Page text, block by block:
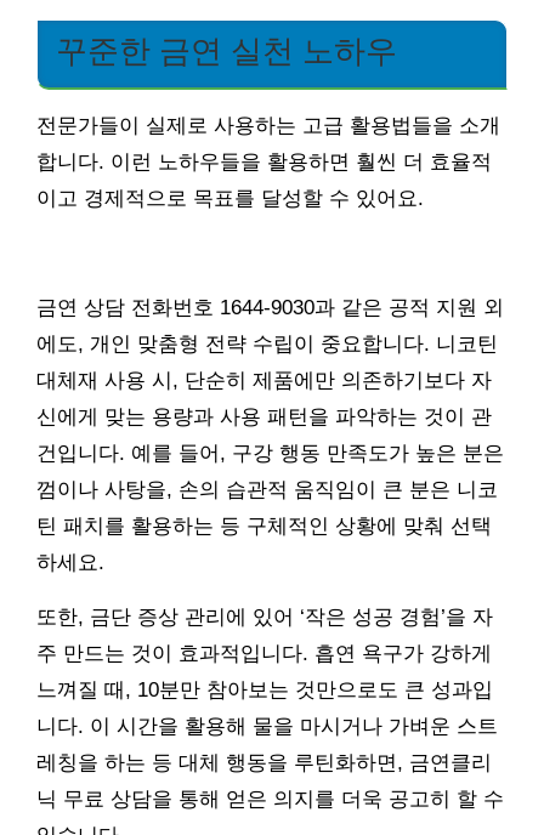
꾸준한 금연 실천 노하우
전문가들이 실제로 사용하는 고급 활용법들을 소개
합니다. 이런 노하우들을 활용하면 훨씬 더 효율적
이고 경제적으로 목표를 달성할 수 있어요.
금연 상담 전화번호 1644-9030과 같은 공적 지원 외
에도, 개인 맞춤형 전략 수립이 중요합니다. 니코틴
대체재 사용 시, 단순히 제품에만 의존하기보다 자
신에게 맞는 용량과 사용 패턴을 파악하는 것이 관
건입니다. 예를 들어, 구강 행동 만족도가 높은 분은
껌이나 사탕을, 손의 습관적 움직임이 큰 분은 니코
틴 패치를 활용하는 등 구체적인 상황에 맞춰 선택
하세요.
또한, 금단 증상 관리에 있어 ‘작은 성공 경험’을 자
주 만드는 것이 효과적입니다. 흡연 욕구가 강하게
느껴질 때, 10분만 참아보는 것만으로도 큰 성과입
니다. 이 시간을 활용해 물을 마시거나 가벼운 스트
레칭을 하는 등 대체 행동을 루틴화하면, 금연클리
닉 무료 상담을 통해 얻은 의지를 더욱 공고히 할 수